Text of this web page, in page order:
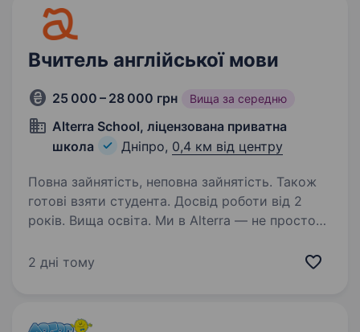
Вчитель англійської мови
25 000 – 28 000 грн Вища за середню
Alterra School, ліцензована приватна
школа
Дніпро, 0,4 км від центру
Повна зайнятість, неповна зайнятість. Також
готові взяти студента. Досвід роботи від 2
років. Вища освіта. Ми в Alterra — не просто
цілісними, впевненими та щасливими. Наша
відповідальність. Де знання —…
2 дні тому